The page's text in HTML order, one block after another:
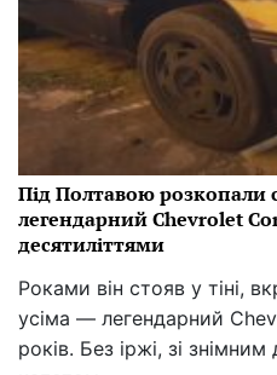
Під Полтавою розкопали
легендарний Chevrolet
десятиліттями
Роками він стояв у тіні,
усіма — легендарний
років. Без іржі, зі